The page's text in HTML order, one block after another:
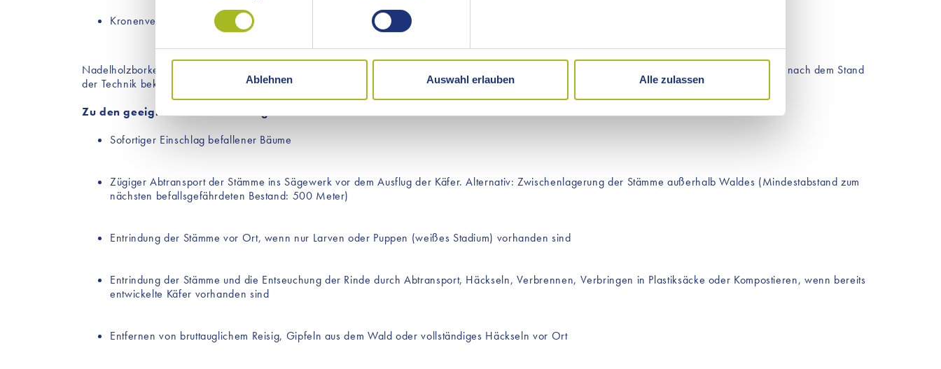
Erfahren Sie mehr darüber, wie Ihre persönlichen Daten verarbeitet werden, und legen Sie Ihre Präferenzen im
Einzelheitenfest.
Wir verwenden selbst nur Cookies, die wir für die Funktionalität unserer Website benötigen. Durch den Einsatz dieser
Cookies werden aktiv keine Daten an Dritte weitergegeben. Jedoch sind auf unserer Website Inhalte von Drittanbietern
Ablehnen Auswahl erlauben Alle zulassen
Kronenverfärbungen (rot) bei Tanne
Nadelholzborkenkäfer müssen von den jeweiligen Eigentümern, Nutzungsberechtigten oder durch Dritte unverzüglich und wirksam, sachkundig und nach dem Stand
der Technik bekämpft werden.
Zu den geeigneten Maßnahmen gehören:
Sofortiger Einschlag befallener Bäume
Zügiger Abtransport der Stämme ins Sägewerk vor dem Ausflug der Käfer. Alternativ: Zwischenlagerung der Stämme außerhalb Waldes (Mindestabstand zum
nächsten befallsgefährdeten Bestand: 500 Meter)
Entrindung der Stämme vor Ort, wenn nur Larven oder Puppen (weißes Stadium) vorhanden sind
Entrindung der Stämme und die Entseuchung der Rinde durch Abtransport, Häckseln, Verbrennen, Verbringen in Plastiksäcke oder Kompostieren, wenn bereits
entwickelte Käfer vorhanden sind
Entfernen von bruttauglichem Reisig, Gipfeln aus dem Wald oder vollständiges Häckseln vor Ort